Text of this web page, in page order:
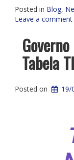
Posted in Blog,
Leave a comment
Tabela
Posted on 19/